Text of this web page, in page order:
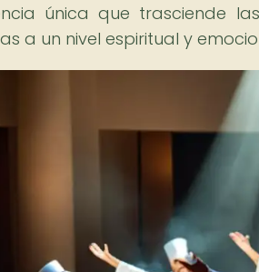
única que trasciende
a un nivel espiritual y